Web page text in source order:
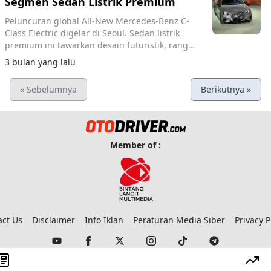
Peluncuran global All-New Mercedes-Benz C-
Class Electric digelar di Seoul. Sedan listrik
premium ini tawarkan desain futuristik, range
762 km WLTP, MBUX Hyperscreen, dan
akselerasi 4 detik.
3 bulan yang lalu
« Sebelumnya Berikutnya »
Member of :
Us Disclaimer Info Iklan Peraturan Media Siber Privacy